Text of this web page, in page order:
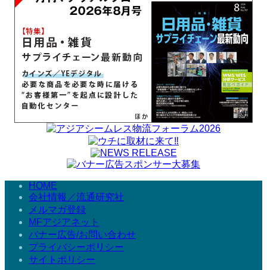
HOME
会社情報／流通研究社
メルマガ登録
MFアジアネット
バナー広告/お問い合わせ
プライバシーポリシー
サイトポリシー